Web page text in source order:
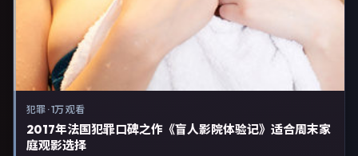
犯罪 ·1万 观看
2017年法国犯罪口碑之作《盲人影院体验记》适合周末家
庭观影选择